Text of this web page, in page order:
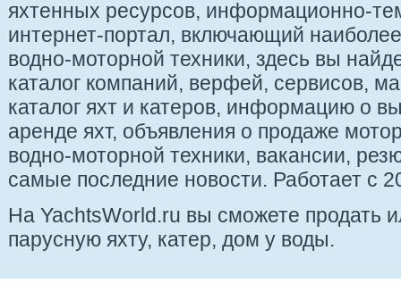
яхтенных ресурсов, информационно-
интернет-портал, включающий
водно-моторной техники, здесь вы
каталог компаний, верфей, сервисов,
каталог яхт и катеров, информацию о
аренде яхт, объявления о продаже
водно-моторной техники, вакансии,
самые последние новости. Работает с
На YachtsWorld.ru вы сможете продать
парусную яхту, катер, дом у воды.